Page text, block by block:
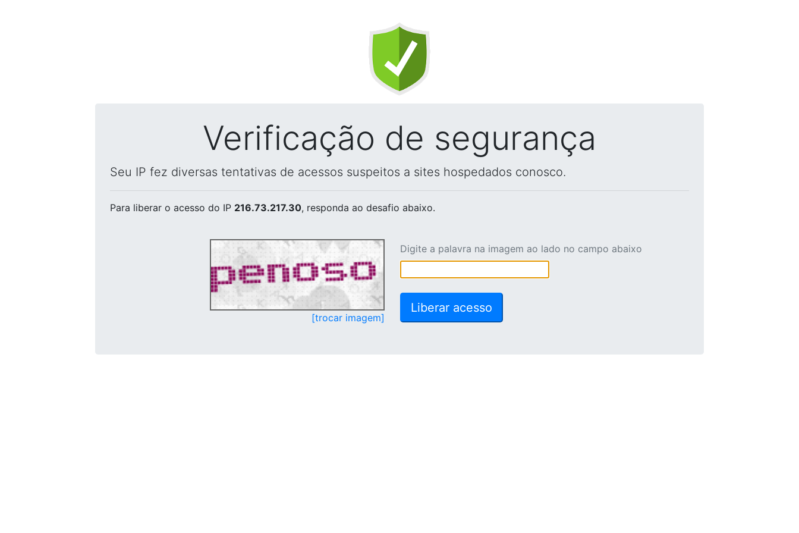
Verificação de segurança
Seu IP fez diversas tentativas de acessos suspeitos a sites hospedados conosco.
Para liberar o acesso do IP 216.73.217.30, responda ao desafio abaixo.
[trocar imagem]
Digite a palavra na imagem ao lado no campo abaixo